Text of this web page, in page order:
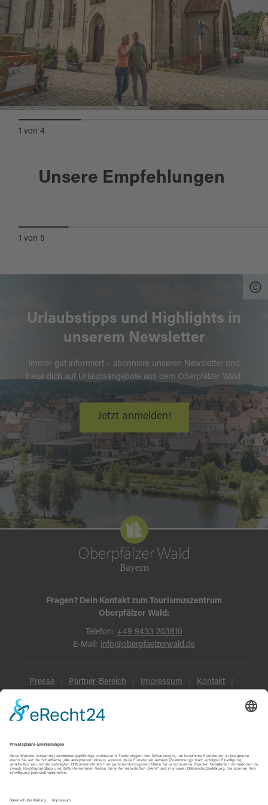
Quelle: tourinfra.com , zuletzt geändert am 12.02.2025
1 von4
Unsere Empfehlungen
Grafenwöhr
1 von 5
Urlaubstipps und Highlights in
unserem Newsletter
Immer gut informiert – abonniere unseren Newsletter und
freue dich auf Urlaubsangebote aus dem Oberpfälzer Wald!
Jetzt anmelden!
Fragen? Dein Kontakt zum Tourismuszentrum
Oberpfälzer Wald:
Telefon: +49 9433 203810
E-Mail: info@oberpfaelzerwald.de
Presse Partner-Bereich Impressum Kontakt
Datenschutz